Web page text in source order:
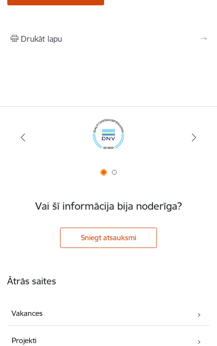
Drukāt lapu
Vai šī informācija bija noderīga?
Sniegt atsauksmi
Ātrās saites
Vakances
Projekti